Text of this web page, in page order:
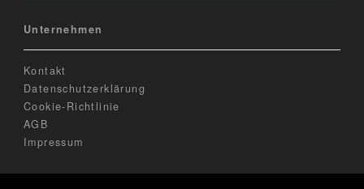
Unternehmen
Kontakt
Datenschutzerklärung
Cookie-Richtlinie
AGB
Impressum